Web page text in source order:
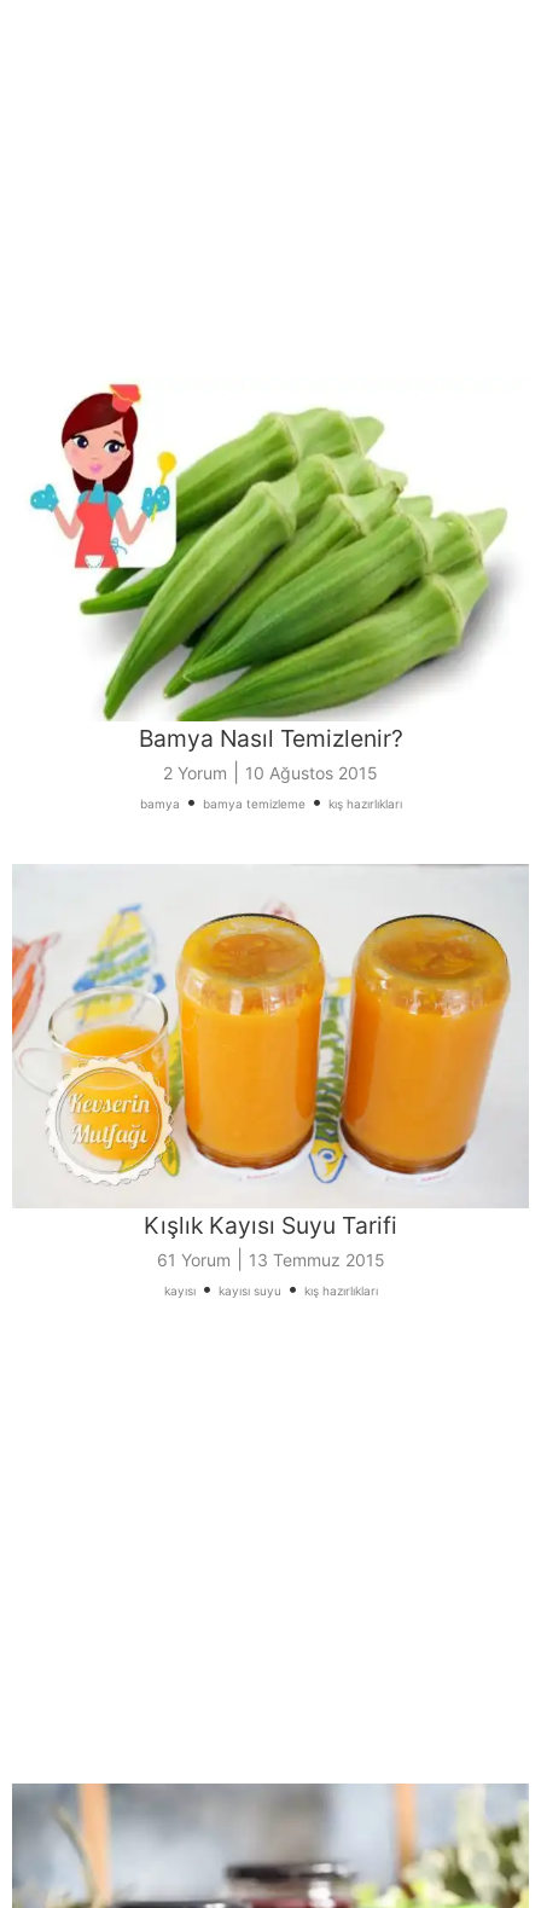
Bamya Nasıl Temizlenir?
2 Yorum 10 Ağustos 2015
bamya • bamya temizleme• kış hazırlıkları
Kışlık Kayısı Suyu Tarifi
61 Yorum 13 Temmuz 2015
kayısı• kayısı suyu • kış hazırlıkları